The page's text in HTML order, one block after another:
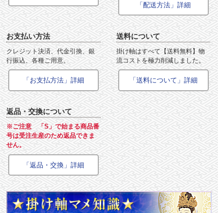
「配送方法」詳細
お支払い方法
クレジット決済、代金引換、銀
行振込、各種ご用意。
「お支払方法」詳細
送料について
掛け軸はすべて【送料無料】物
流コストを極力削減しました。
「送料について」詳細
返品・交換について
※ご注意 「S」で始まる商品番
号は受注生産のため返品できま
せん。
「返品・交換」詳細